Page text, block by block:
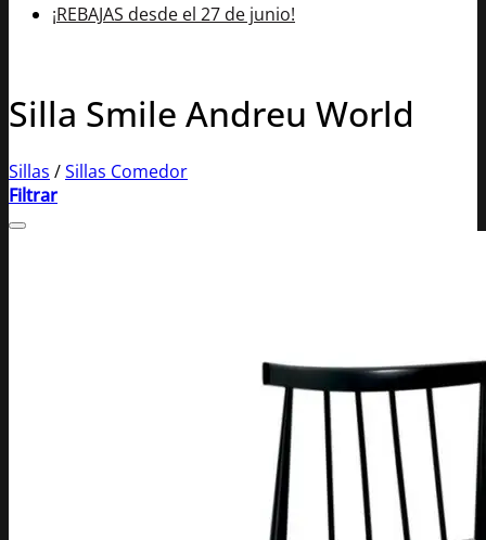
¡REBAJAS desde el 27 de junio!
Silla Smile Andreu World
Sillas /Sillas Comedor
Filtrar